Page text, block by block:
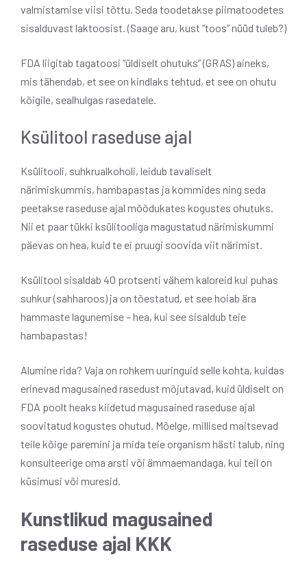
valmistamise viisi tõttu. Seda toodetakse piimatoodetes
sisalduvast laktoosist. (Saage aru, kust “toos” nüüd tuleb?)
FDA liigitab tagatoosi “üldiselt ohutuks” (GRAS) aineks,
mis tähendab, et see on kindlaks tehtud, et see on ohutu
kõigile, sealhulgas rasedatele.
Ksülitool raseduse ajal
Ksülitooli, suhkrualkoholi, leidub tavaliselt
närimiskummis, hambapastas ja kommides ning seda
peetakse raseduse ajal mõõdukates kogustes ohutuks.
Nii et paar tükki ksülitooliga magustatud närimiskummi
päevas on hea, kuid te ei pruugi soovida viit närimist.
Ksülitool sisaldab 40 protsenti vähem kaloreid kui puhas
suhkur (sahharoos) ja on tõestatud, et see hoiab ära
hammaste lagunemise – hea, kui see sisaldub teie
hambapastas!
Alumine rida? Vaja on rohkem uuringuid selle kohta, kuidas
erinevad magusained rasedust mõjutavad, kuid üldiselt on
FDA poolt heaks kiidetud magusained raseduse ajal
soovitatud kogustes ohutud. Mõelge, millised maitsevad
teile kõige paremini ja mida teie organism hästi talub, ning
konsulteerige oma arsti või ämmaemandaga, kui teil on
küsimusi või muresid.
Kunstlikud magusained
raseduse ajal KKK